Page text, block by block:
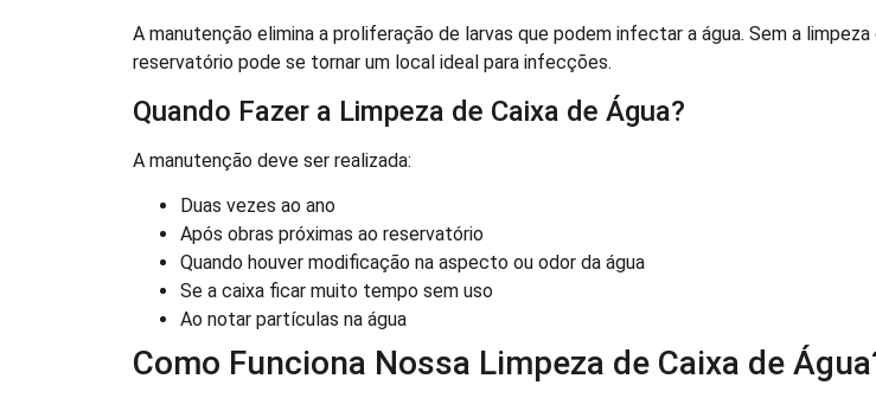
A manutenção elimina a proliferação de larvas que podem infectar a água. Sem a
reservatório pode se tornar um local ideal para infecções.
Quando Fazer a Limpeza de Caixa de Água?
A manutenção deve ser realizada:
Duas vezes ao ano
Após obras próximas ao reservatório
Quando houver modificação na aspecto ou odor da água
Se a caixa ficar muito tempo sem uso
Ao notar partículas na água
Como Funciona Nossa Limpeza de Caixa de